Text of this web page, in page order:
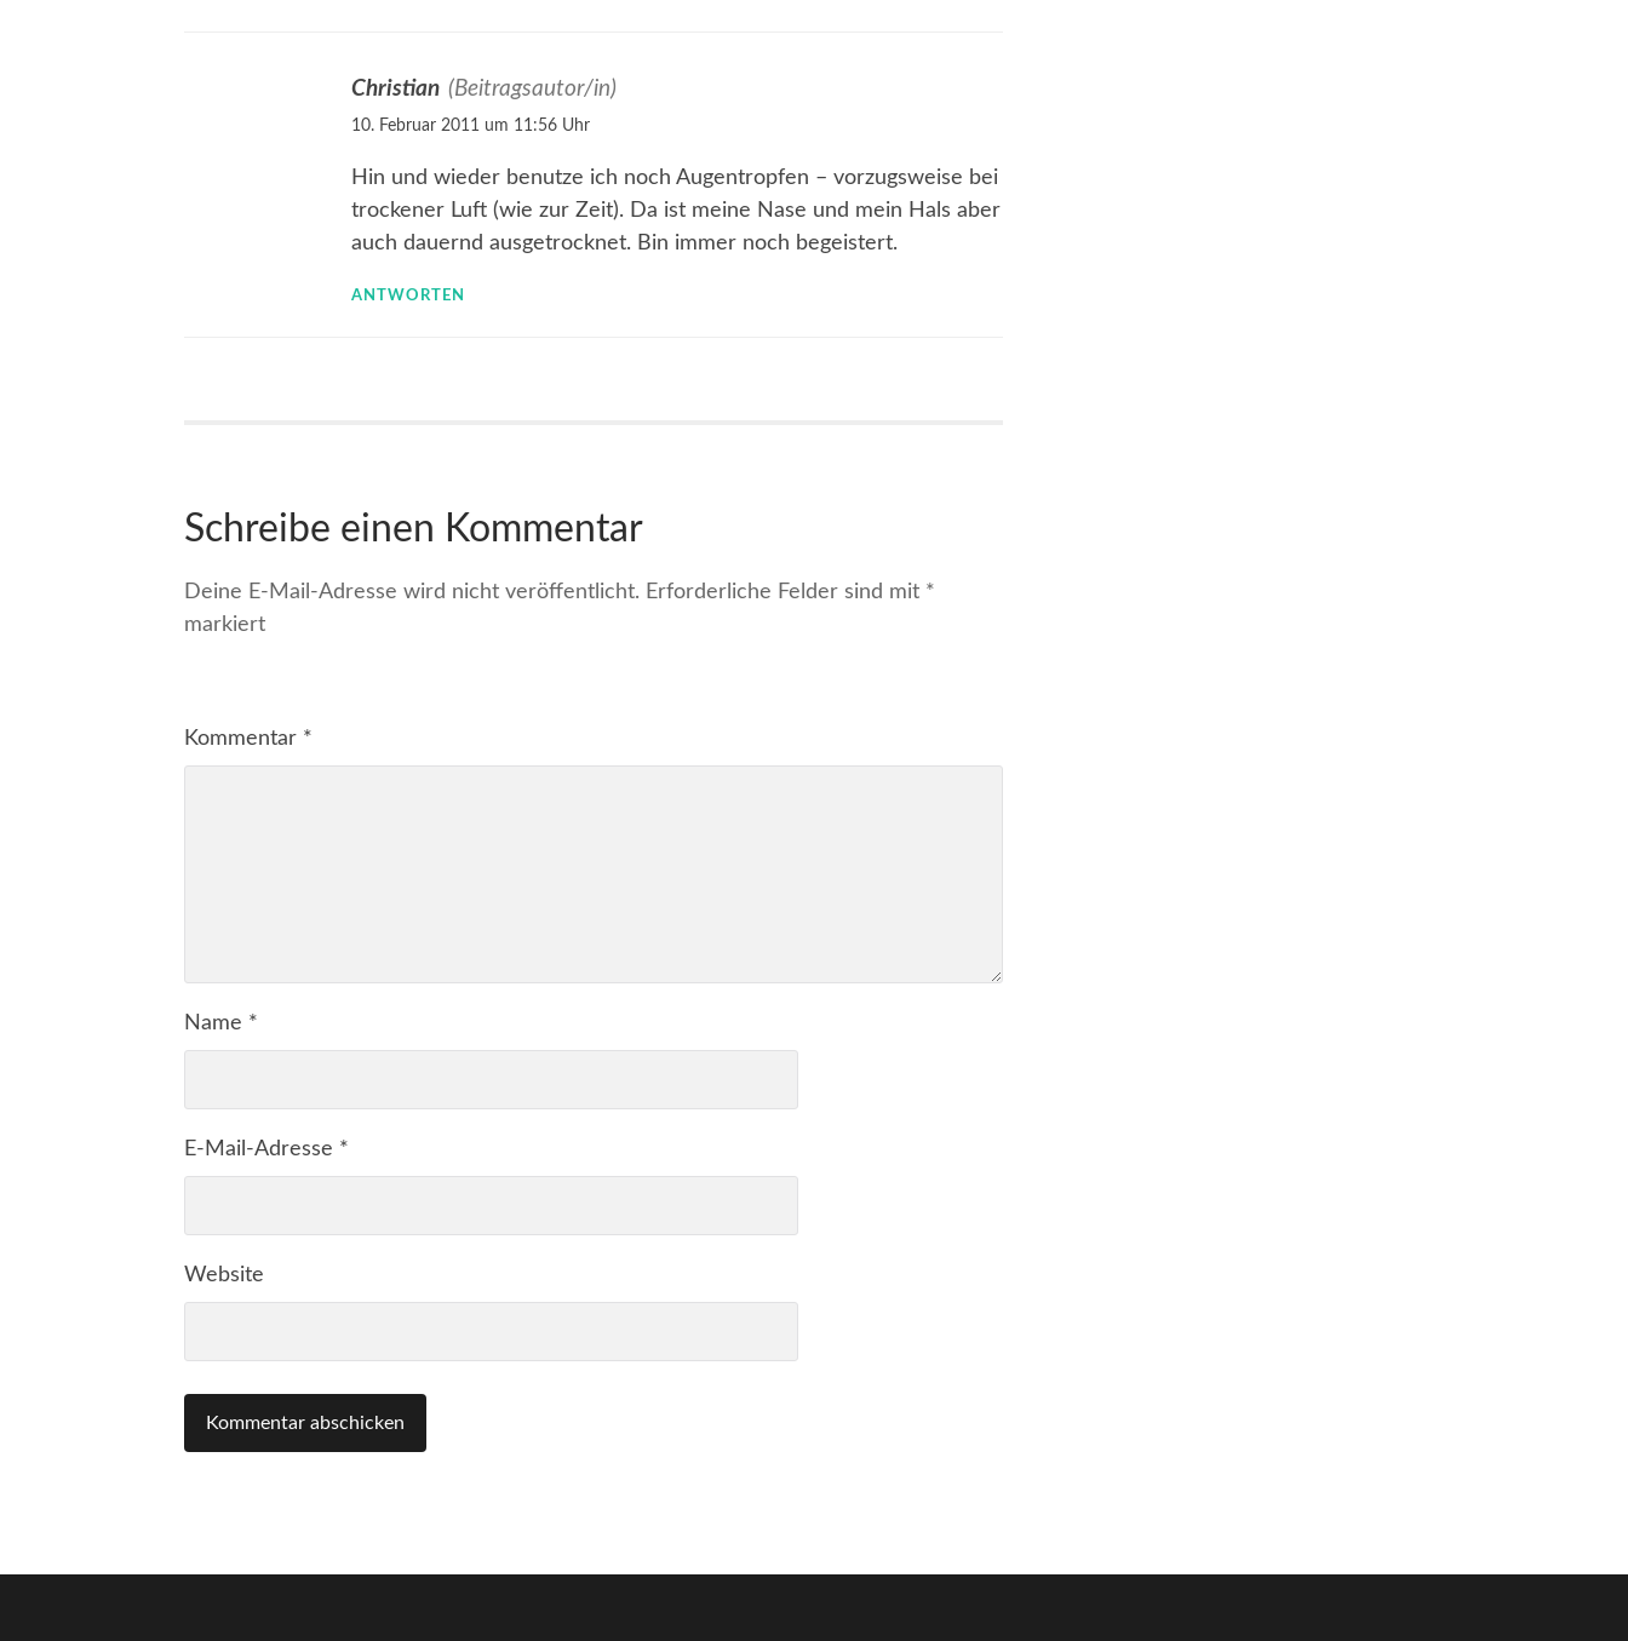
Christian (Beitragsautor/in)
10. Februar 2011 um 11:56 Uhr
Hin und wieder benutze ich noch Augentropfen – vorzugsweise bei
trockener Luft (wie zur Zeit). Da ist meine Nase und mein Hals aber
auch dauernd ausgetrocknet. Bin immer noch begeistert.
ANTWORTEN
Schreibe einen Kommentar
Deine E-Mail-Adresse wird nicht veröffentlicht. Erforderliche Felder sind mit *
markiert
Kommentar *
Name *
E-Mail-Adresse *
Website